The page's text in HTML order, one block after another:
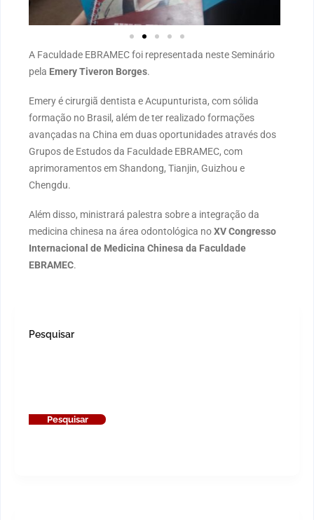
A Faculdade EBRAMEC foi representada neste Seminário
pela Emery Tiveron Borges.
Emery é cirurgiã dentista e Acupunturista, com sólida
formação no Brasil, além de ter realizado formações
avançadas na China em duas oportunidades através dos
Grupos de Estudos da Faculdade EBRAMEC, com
aprimoramentos em Shandong, Tianjin, Guizhou e
Chengdu.
Além disso, ministrará palestra sobre a integração da
medicina chinesa na área odontológica noXV Congresso
Internacional de Medicina Chinesa da Faculdade
EBRAMEC.
Pesquisar
Pesquisar